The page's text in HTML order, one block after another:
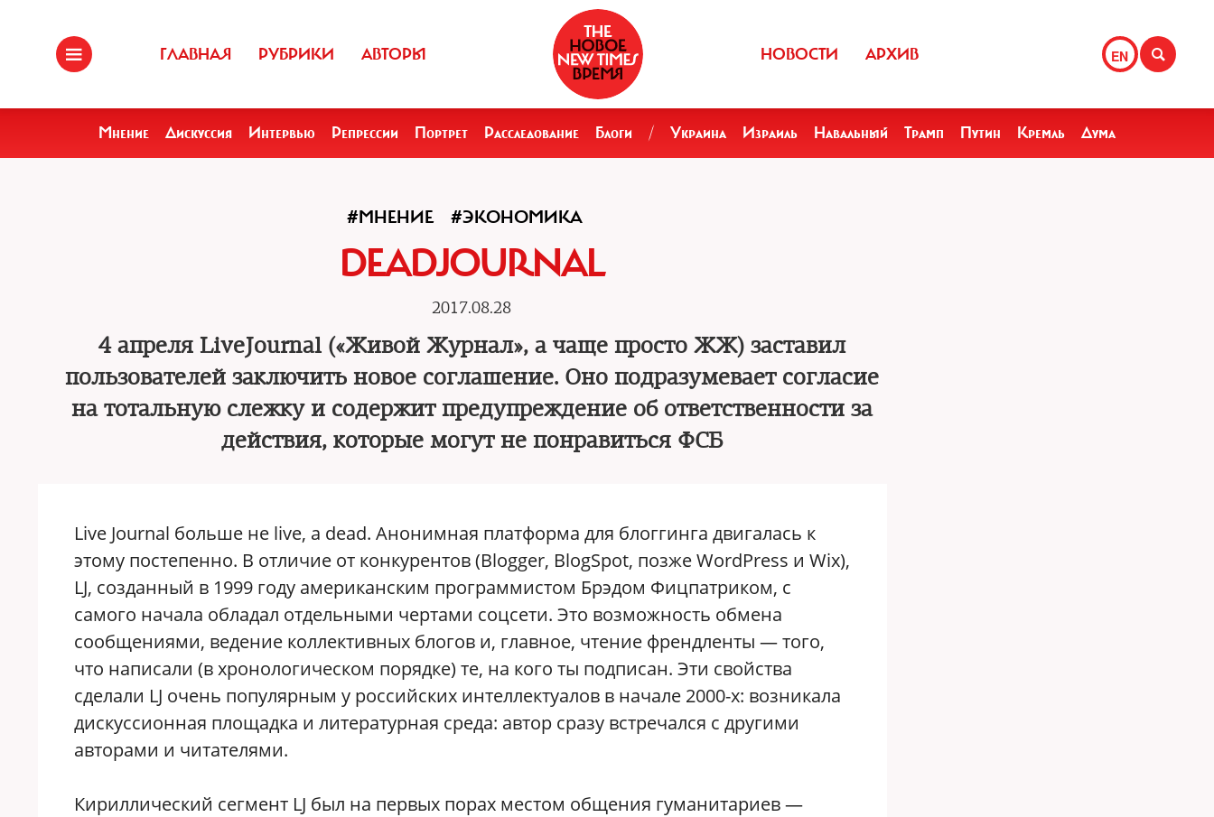
ГЛАВНАЯ РУБРИКИ АВТОРЫ EN
НОВОСТИ АРХИВ
Мнение Дискуссия Интервью Репрессии Портрет Расследование Блоги / Украина Израиль Навальный Трамп Путин Кремль Дума
#МНЕНИЕ #ЭКОНОМИКА
DEADJOURNAL
2017.08.28
4 апреля LiveJournal («Живой Журнал», а чаще просто ЖЖ) заставил
пользователей заключить новое соглашение. Оно подразумевает согласие
на тотальную слежку и содержит предупреждение об ответственности за
действия, которые могут не понравиться ФСБ
Live Journal больше не live, а dead. Анонимная платформа для блоггинга двигалась к
этому постепенно. В отличие от конкурентов (Blogger, BlogSpot, позже WordPress и Wix),
LJ, созданный в 1999 году американским программистом Брэдом Фицпатриком, с
самого начала обладал отдельными чертами соцсети. Это возможность обмена
сообщениями, ведение коллективных блогов и, главное, чтение френдленты — того,
что написали (в хронологическом порядке) те, на кого ты подписан. Эти свойства
сделали LJ очень популярным у российских интеллектуалов в начале 2000-х: возникала
дискуссионная площадка и литературная среда: автор сразу встречался с другими
авторами и читателями.
Кириллический сегмент LJ был на первых порах местом общения гуманитариев —